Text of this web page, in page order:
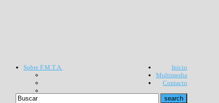
Inicio
Multimedia
Contacto
Sobre F.M.T.A.